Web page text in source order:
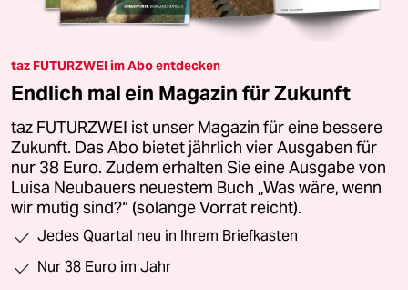
taz FUTURZWEI im Abo entdecken
Endlich mal ein Magazin für Zukunft
taz FUTURZWEI ist unser Magazin für eine bessere
Zukunft. Das Abo bietet jährlich vier Ausgaben für
nur 38 Euro. Zudem erhalten Sie eine Ausgabe von
Luisa Neubauers neuestem Buch „Was wäre, wenn
wir mutig sind?“ (solange Vorrat reicht).
Jedes Quartal neu in Ihrem Briefkasten
Nur 38 Euro im Jahr